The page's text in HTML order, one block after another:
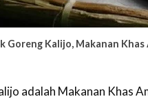
Goreng Kalijo, Makanan
adalah Makanan Khas